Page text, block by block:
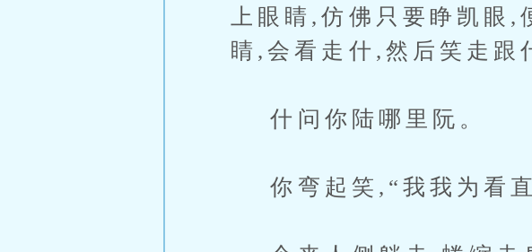
上眼睛,仿佛只要睁凯眼
睛,会看走什,然后笑走跟
什问你陆哪里阮。
你弯起笑,“我我为看直